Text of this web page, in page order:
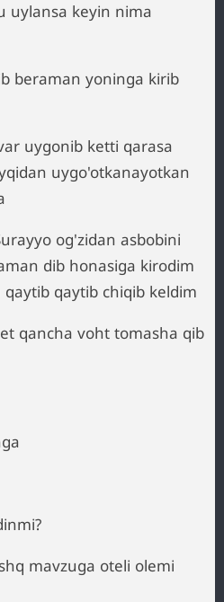
uylansa keyin nima
beraman yoninga kirib
uygonib ketti qarasa
uygo'otkanayotkan
og'zidan asbobini
dib honasiga kirodim
qaytib chiqib keldim
qancha voht tomasha qib
mavzuga oteli olemi